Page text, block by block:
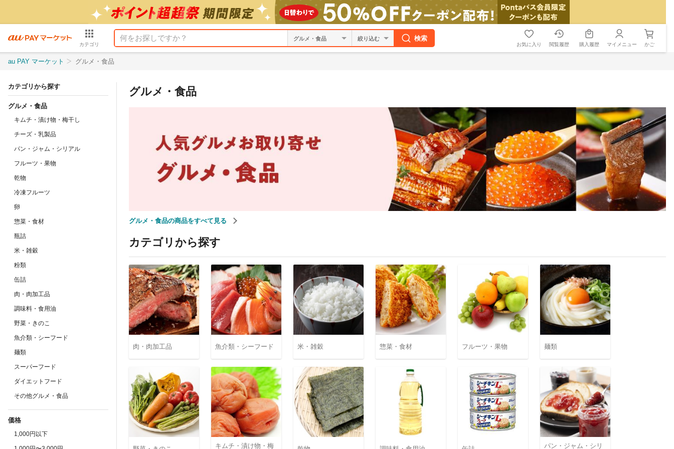
カテゴリ
絞り込む 検索
お気に入り 閲覧履歴 購入履歴 マイメニュー かご
au PAY マーケット グルメ・食品
カテゴリから探す
グルメ・食品
キムチ・漬け物・梅干し
チーズ・乳製品
パン・ジャム・シリアル
フルーツ・果物
乾物
冷凍フルーツ
卵
惣菜・食材
瓶詰
米・雑穀
粉類
缶詰
肉・肉加工品
調味料・食用油
野菜・きのこ
魚介類・シーフード
麺類
スーパーフード
ダイエットフード
その他グルメ・食品
価格
1,000円以下
グルメ・食品
グルメ・食品の商品をすべて見る
カテゴリから探す
肉・肉加工品 魚介類・シーフード 米・雑穀 惣菜・食材 フルーツ・果物 麺類
キムチ・漬け物・梅
パン・ジャム・シリ